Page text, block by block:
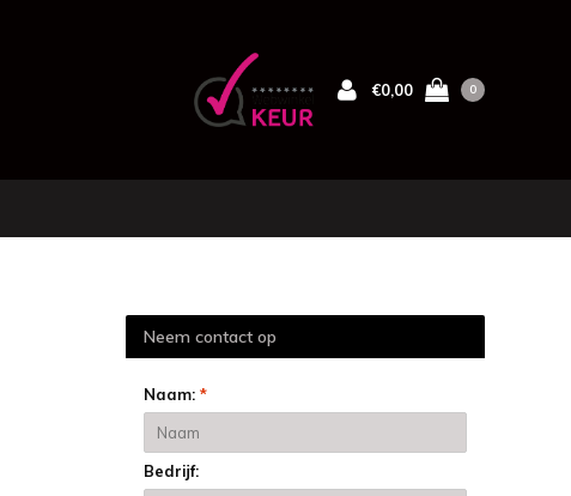
€0,00 0
Neem contact op
Naam: *
Bedrijf: